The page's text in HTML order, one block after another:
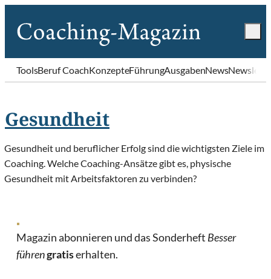
ToolsBeruf CoachKonzepteFührungAusgabenNews
Gesundheit
Gesundheit und beruflicher Erfolg sind die wichtigsten Ziele im
Coaching. Welche Coaching-Ansätze gibt es, physische
Gesundheit mit Arbeitsfaktoren zu verbinden?
Magazin abonnieren und das Sonderheft Besser
führengratiserhalten.